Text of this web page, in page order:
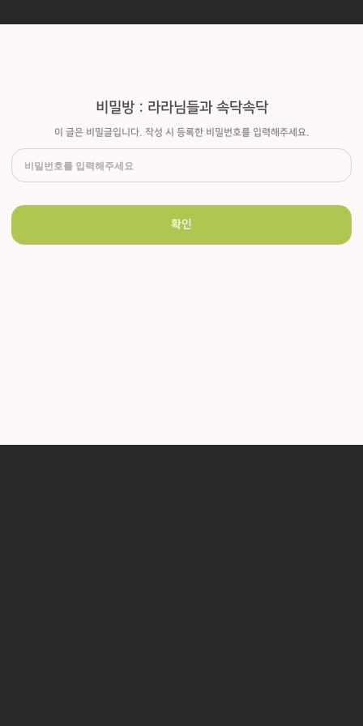
비밀방 : 라라님들과 속닥속닥
이 글은 비밀글입니다. 작성 시 등록한 비밀번호를 입력해주세요.
확인